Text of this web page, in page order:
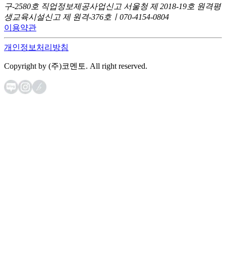
구-2580호 직업정보제공사업신고 서울청 제 2018-19호 원격평
생교육시설신고 제 원격-376호ㅣ070-4154-0804
이용약관
개인정보처리방침
Copyright by (주)코멘토. All right reserved.